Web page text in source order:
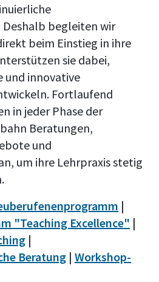
begleiten wir
beim Einstieg in ihre
sie dabei,
und innovative
Fortlaufend
in jeder Phase der
Beratungen,
und
um ihre Lehrpraxis stetig
|
"Teaching Excellence" |
|
Beratung | Workshop-